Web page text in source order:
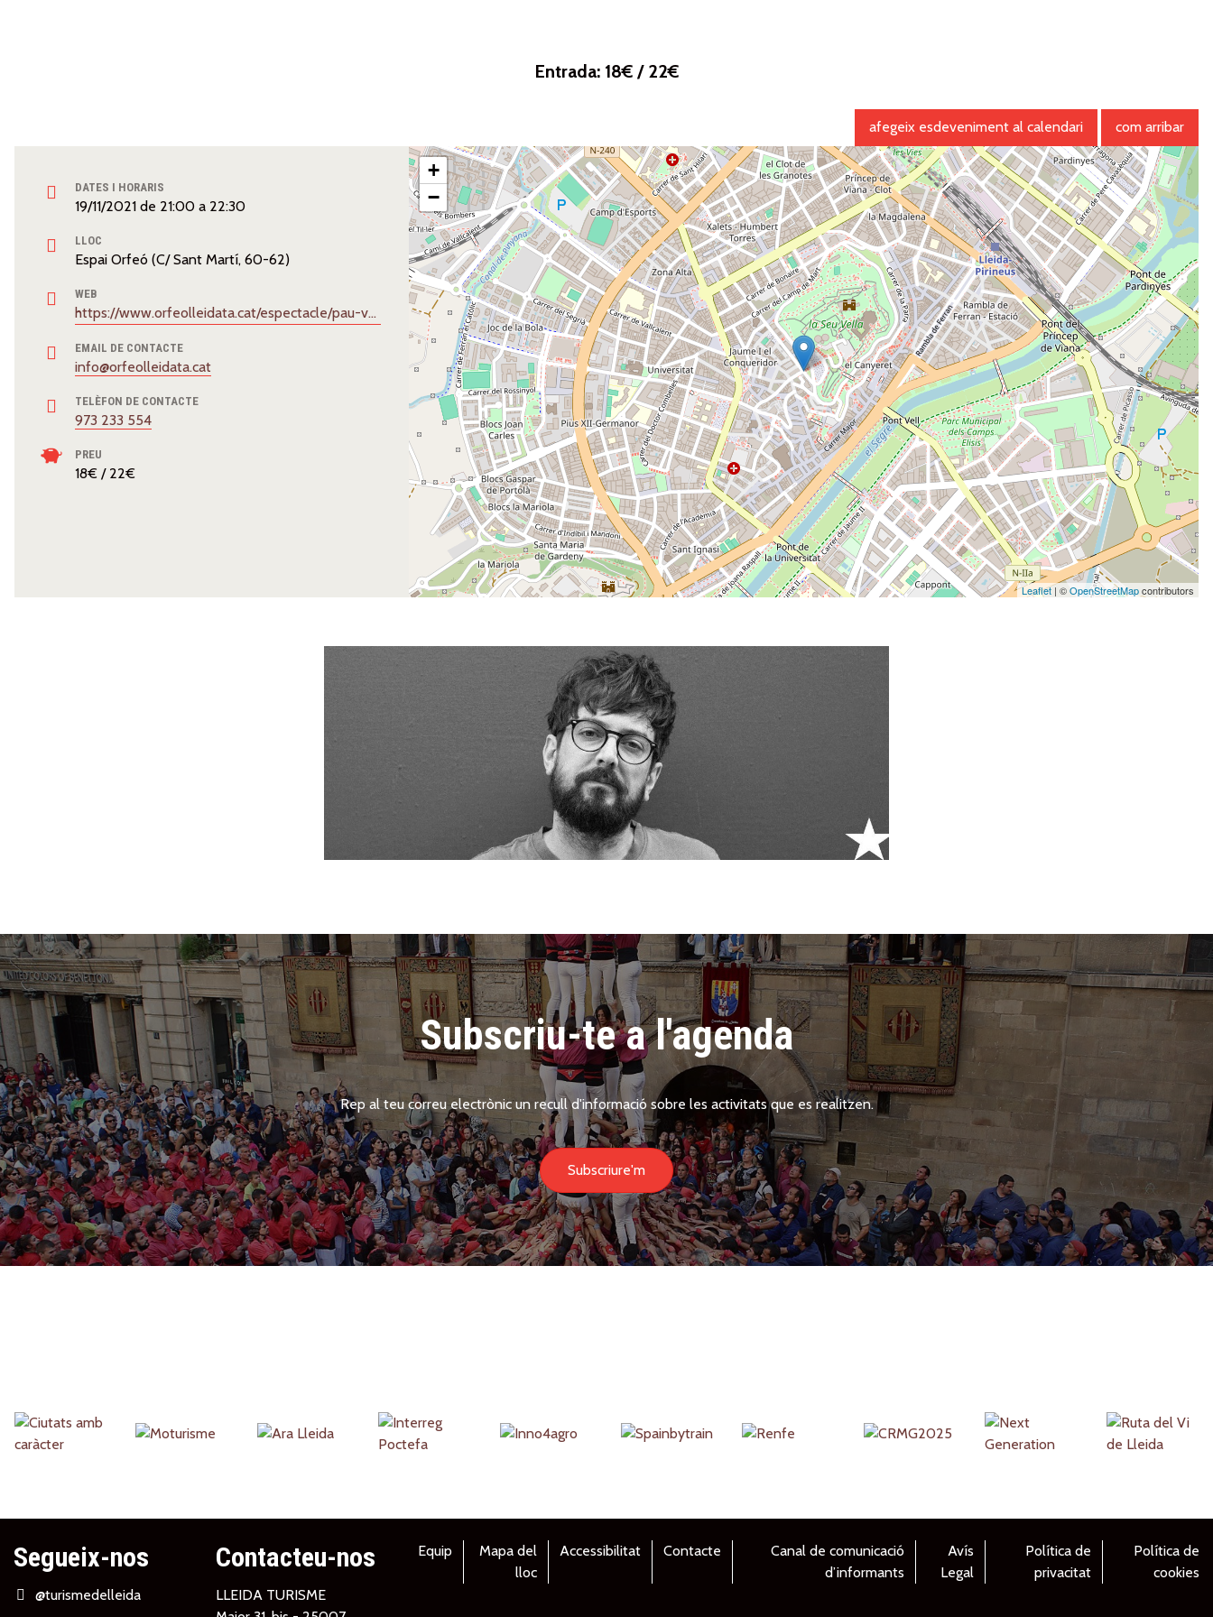
Entrada: 18€ / 22€
DATES I HORARIS
19/11/2021 de 21:00 a 22:30
LLOC
Espai Orfeó (C/ Sant Martí, 60-62)
WEB
https://www.orfeolleidata.cat/espectacle/pau-vallve/
EMAIL DE CONTACTE
info@orfeolleidata.cat
TELÈFON DE CONTACTE
973 233 554
PREU
18€ / 22€
afegeix esdeveniment al calendari com arribar
+
−
Leaflet| ©OpenStreetMapcontributors
Subscriu-te a l'agenda
Rep al teu correu electrònic un recull d'informació sobre les activitats que es realitzen.
Subscriure'm
Partners
Segueix-nos
@turismedelleida
Contacteu-nos
LLEIDA TURISME
Equip
Mapa del
lloc
Accessibilitat Contacte
Canal de comunicació
d’informants
Avís
Legal
Política de
privacitat
Política de
cookies